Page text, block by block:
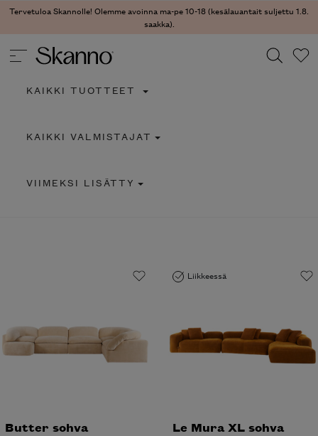
Tervetuloa Skannolle! Olemme avoinna ma-pe 10-18 (kesälauantait suljettu 1.8.
saakka).
Type 2 or more characters for results.
KAIKKI TUOTTEET
KAIKKI VALMISTAJAT
VIIMEKSI LISÄTTY
Butter sohva
Liikkeessä
Le Mura XL sohva